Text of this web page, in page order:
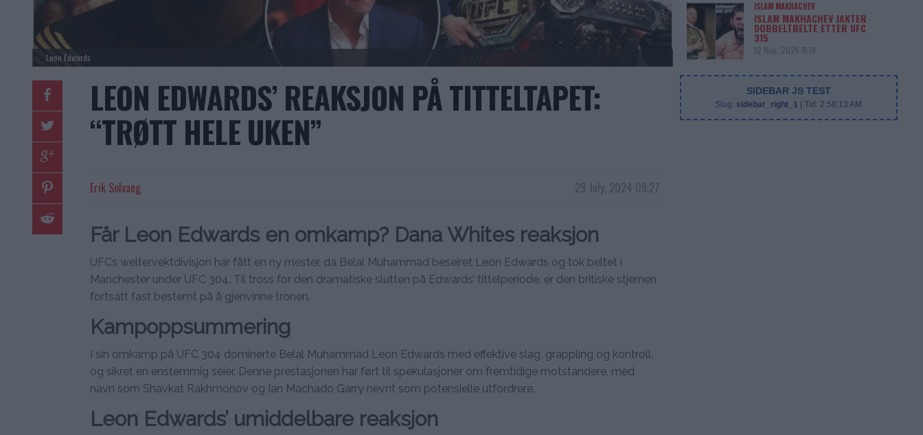
Leon Edwards
LEON EDWARDS’ REAKSJON PÅ TITTELTAPET:
“TRØTT HELE UKEN”
29 July, 2024 09:27
Erik Solvang
Får Leon Edwards en omkamp? Dana Whites reaksjon
UFCs weltervektdivisjon har fått en ny mester, da Belal Muhammad beseiret Leon Edwards og tok beltet i
Manchester under UFC 304. Til tross for den dramatiske slutten på Edwards’ tittelperiode, er den britiske stjernen
fortsatt fast bestemt på å gjenvinne tronen.
Kampoppsummering
I sin omkamp på UFC 304 dominerte Belal Muhammad Leon Edwards med effektive slag, grappling og kontroll,
og sikret en enstemmig seier. Denne prestasjonen har ført til spekulasjoner om fremtidige motstandere, med
navn som Shavkat Rakhmonov og Ian Machado Garry nevnt som potensielle utfordrere.
Leon Edwards’ umiddelbare reaksjon
ISLAM MAKHACHEV
ISLAM MAKHACHEV JAKTER
DOBBELTBELTE ETTER UFC
315
12 May, 2025 11:19
SIDEBAR JS TEST
Slug: sidebar_right_1 | Tid: 2:58:13 AM